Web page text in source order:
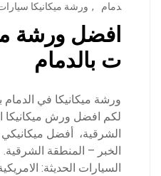
دمام
, ورشة ميكانيكا
افضل ورشة
ت بالدمام
ورشة ميكانيكا في الدمام
لكم افضل ورش ميكانيكا
الشرقية، أفضل
الخبر – المنطقة
السيارات الحديثة: